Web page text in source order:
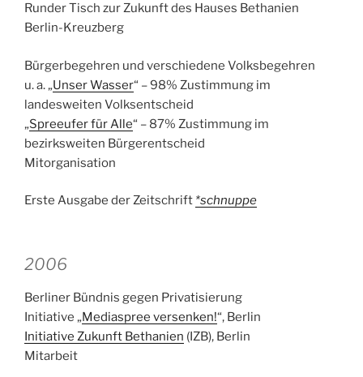
Runder Tisch zur Zukunft des Hauses Bethanien
Berlin-Kreuzberg
Bürgerbegehren und verschiedene Volksbegehren
u. a. „Unser Wasser“ – 98% Zustimmung im
landesweiten Volksentscheid
„Spreeufer für Alle“ – 87% Zustimmung im
bezirksweiten Bürgerentscheid
Mitorganisation
Erste Ausgabe der Zeitschrift *schnuppe
2006
Berliner Bündnis gegen Privatisierung
Initiative „Mediaspree versenken!“, Berlin
Initiative Zukunft Bethanien (IZB), Berlin
Mitarbeit